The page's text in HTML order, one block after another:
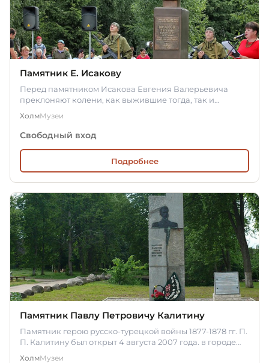
Памятник Е. Исакову
Перед памятником Исакова Евгения Валерьевича
преклоняют колени, как выжившие тогда, так и
ХолмМузеи
Свободный вход
Подробнее
Памятник Павлу Петровичу Калитину
Памятник герою русско-турецкой войны 1877-1878 гг. П.
П. Калитину был открыт 4 августа 2007 года. в городе
ХолмМузеи